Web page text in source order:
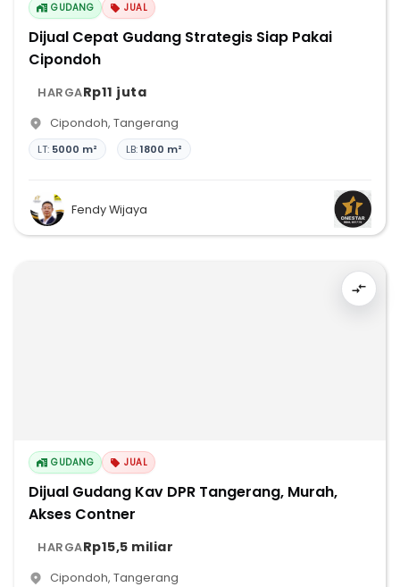
GUDANG JUAL
Dijual Cepat Gudang Strategis Siap Pakai
Cipondoh
HARGARp11 juta
Cipondoh, Tangerang
LT: 5000 m² LB:1800 m²
Fendy Wijaya
GUDANG JUAL
Dijual Gudang Kav DPR Tangerang, Murah,
Akses Contner
HARGARp15,5 miliar
Cipondoh, Tangerang